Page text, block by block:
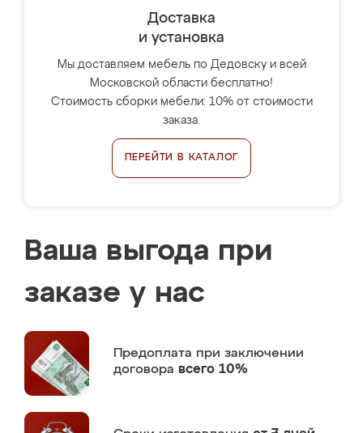
Доставка
и установка
Мы доставляем мебель по Дедовску и всей
Московской области бесплатно!
Стоимость сборки мебели: 10% от стоимости
заказа.
ПЕРЕЙТИ В КАТАЛОГ
Ваша выгода при
заказе у нас
Предоплата при заключении
договора всего 10%